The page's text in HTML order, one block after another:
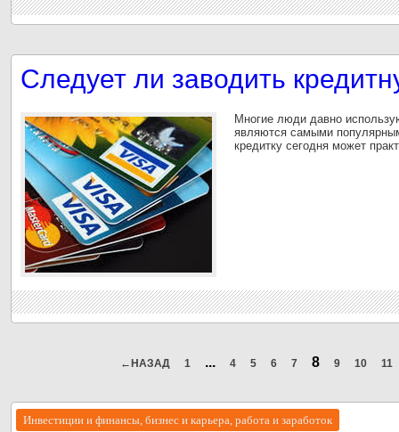
Следует ли заводить
Многие люди давно
являются самыми
кредитку сегодня может
←НАЗАД 1 ... 4 5 6 7 8 9 10 11
Инвестиции и финансы, бизнес и карьера, работа и заработок